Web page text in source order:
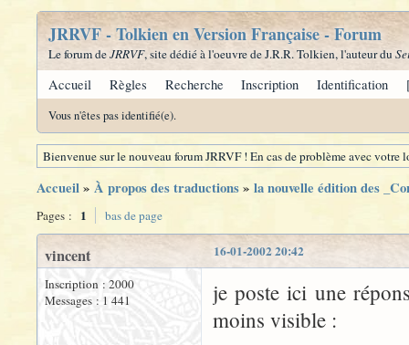
JRRVF - Tolkien en Version Française - Forum
Le forum deJRRVF, site dédié à l'oeuvre de J.R.R. Tolkien, l'auteur du
Accueil Règles Recherche Inscription Identification
Vous n'êtes pas identifié(e).
Bienvenue sur le nouveau forum JRRVF ! En cas de problème avec
Accueil» À propos des traductions» la nouvelle édition des
Pages : 1 bas de page
16-01-2002 20:42
vincent
Inscription : 2000
Messages : 1 441
je poste ici une
moins visible :